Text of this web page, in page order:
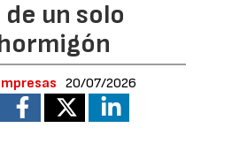
un solo
20/07/2026